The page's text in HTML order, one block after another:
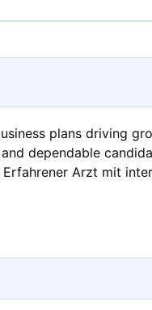
plans driving
dependable
Arzt mit